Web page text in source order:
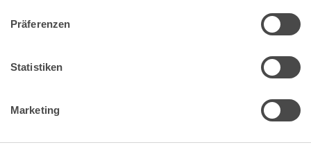
Präferenzen
Statistiken
Marketing
Muster Widerrufsformular (PDF)
Barrierefreiheit